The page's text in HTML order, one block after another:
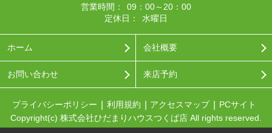
営業時間：
09：00～20：00
定休日：
水曜日
ホーム 会社概要
お問い合わせ 来店予約
プライバシーポリシー 利用規約 アクセスマップ
PCサイト
Copyright(c) 株式会社ひだまりハウスつくば店 All rights reserved.